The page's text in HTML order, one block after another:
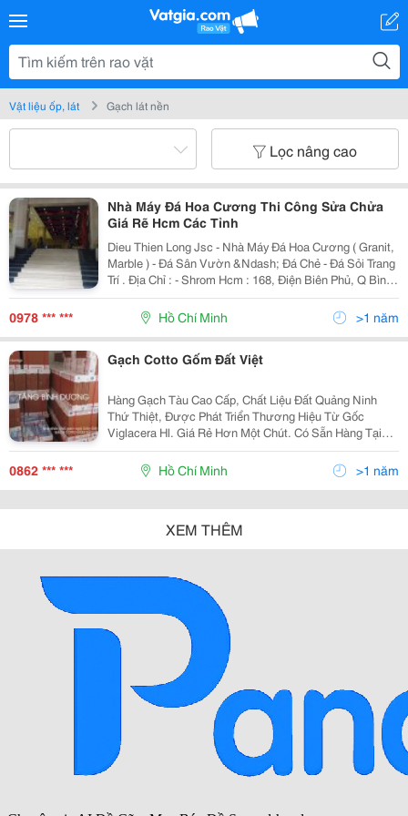
Vật liệu ốp, lát Gạch lát nền
Lọc nâng cao
Nhà Máy Đá Hoa Cương Thi Công Sửa Chửa
Giá Rẽ Hcm Các Tỉnh
Dieu Thien Long Jsc - Nhà Máy Đá Hoa Cương ( Granit,
Marble ) - Đá Sân Vườn &Ndash; Đá Chẻ - Đá Sỏi Trang
Trí . Địa Chỉ : - Shrom Hcm : 168, Điện Biên Phủ, Q Bình
Thạnh, Hcm. - Mỏ Nhà Máy : Quỳ Hợp, Nghệ An. - Mst :
0978 *** *** Hồ Chí Minh >1 năm
Gạch Cotto Gốm Đất Việt
Hàng Gạch Tàu Cao Cấp, Chất Liệu Đất Quảng Ninh
Thứ Thiệt, Được Phát Triển Thương Hiệu Từ Gốc
Viglacera Hl. Giá Rẻ Hơn Một Chút. Có Sẵn Hàng Tại
Kho Gần Ngã 4 An Sương
Http://Gomdatviet.blogspot.com/P/Gach-Lat-Nen.html
Công Ty Tnhh Tăn
0862 *** *** Hồ Chí Minh >1 năm
XEM THÊM